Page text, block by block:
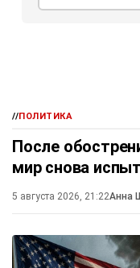
//ПОЛИТИКА
После
мир снова
5 августа 2026, 21:22Анна